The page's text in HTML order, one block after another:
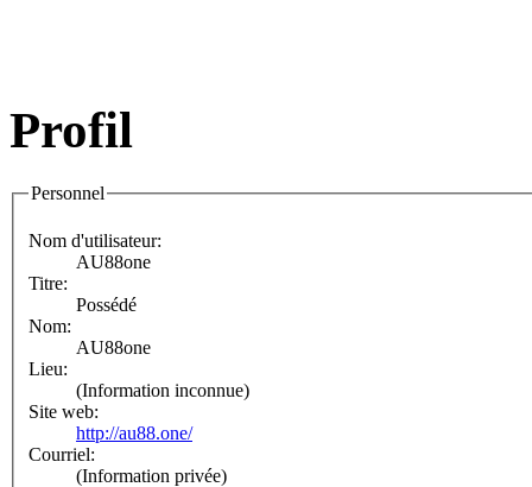
Profil
Personnel
Nom d'utilisateur:
AU88one
Titre:
Possédé
Nom:
AU88one
Lieu:
(Information inconnue)
Site web:
http://au88.one/
Courriel:
(Information privée)